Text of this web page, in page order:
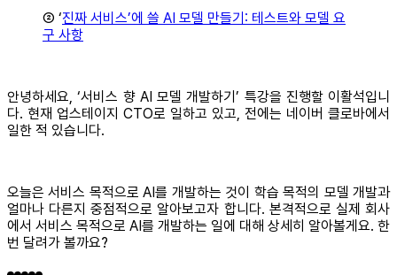
② ‘진짜 서비스’에 쓸 AI 모델 만들기: 테스트와 모델 요
구 사항
안녕하세요, ‘서비스 향 AI 모델 개발하기’ 특강을 진행할 이활석입니
다. 현재 업스테이지 CTO로 일하고 있고, 전에는 네이버 클로바에서
일한 적 있습니다.
오늘은 서비스 목적으로 AI를 개발하는 것이 학습 목적의 모델 개발과
얼마나 다른지 중점적으로 알아보고자 합니다. 본격적으로 실제 회사
에서 서비스 목적으로 AI를 개발하는 일에 대해 상세히 알아볼게요. 한
번 달려가 볼까요?